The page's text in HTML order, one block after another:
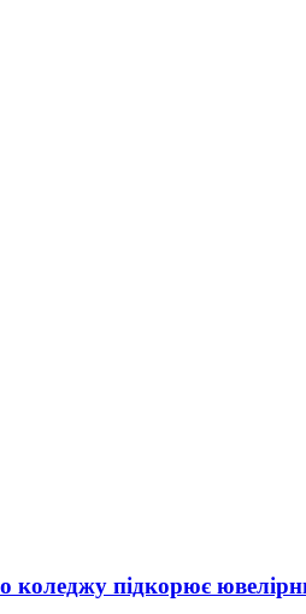
коледжу підкорює